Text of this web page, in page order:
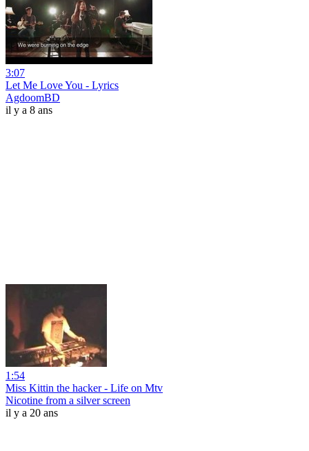
3:07
Let Me Love You - Lyrics
AgdoomBD
il y a 8 ans
1:54
Miss Kittin the hacker - Life on Mtv
Nicotine from a silver screen
il y a 20 ans